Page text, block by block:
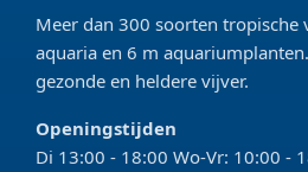
Meer dan 300 soorten tropische
aquaria en 6 m
gezonde en heldere vijver.
Openingstijden
Di 13:00 - 18:00 Wo-Vr: 10:00 -